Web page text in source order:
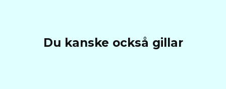
Du kanske också gillar